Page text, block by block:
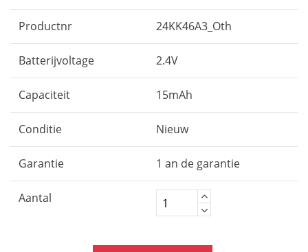
Productnr 24KK46A3_Oth
Batterijvoltage 2.4V
Capaciteit 15mAh
Conditie Nieuw
Garantie 1 an de garantie
Aantal